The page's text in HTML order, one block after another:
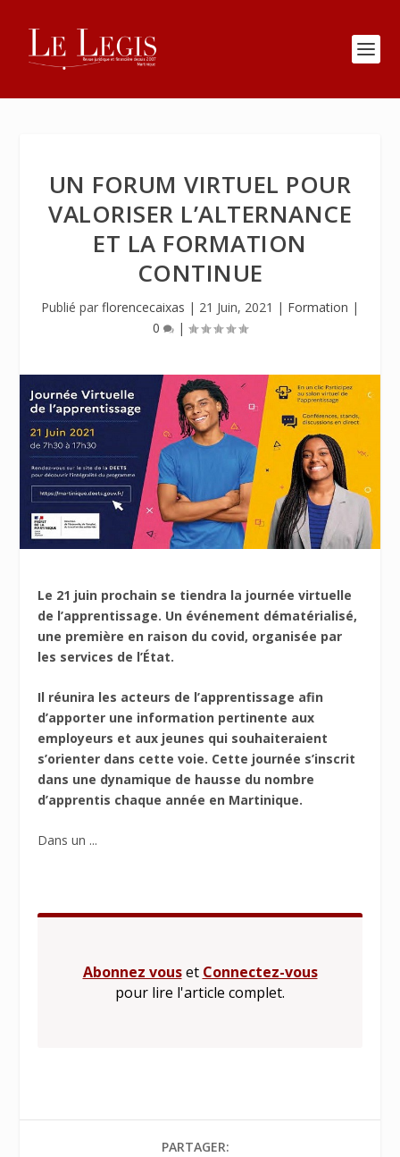
UN FORUM VIRTUEL POUR
VALORISER L’ALTERNANCE
ET LA FORMATION
CONTINUE
Publié par florencecaixas | 21 Juin, 2021 | Formation |
0
|
Le 21 juin prochain se tiendra la journée virtuelle
de l’apprentissage. Un événement dématérialisé,
une première en raison du covid, organisée par
les services de l’État.
Il réunira les acteurs de l’apprentissage afin
d’apporter une information pertinente aux
employeurs et aux jeunes qui souhaiteraient
s’orienter dans cette voie. Cette journée s’inscrit
dans une dynamique de hausse du nombre
d’apprentis chaque année en Martinique.
Dans un ...
Abonnez vouset Connectez-vous
pour lire l'article complet.
PARTAGER: